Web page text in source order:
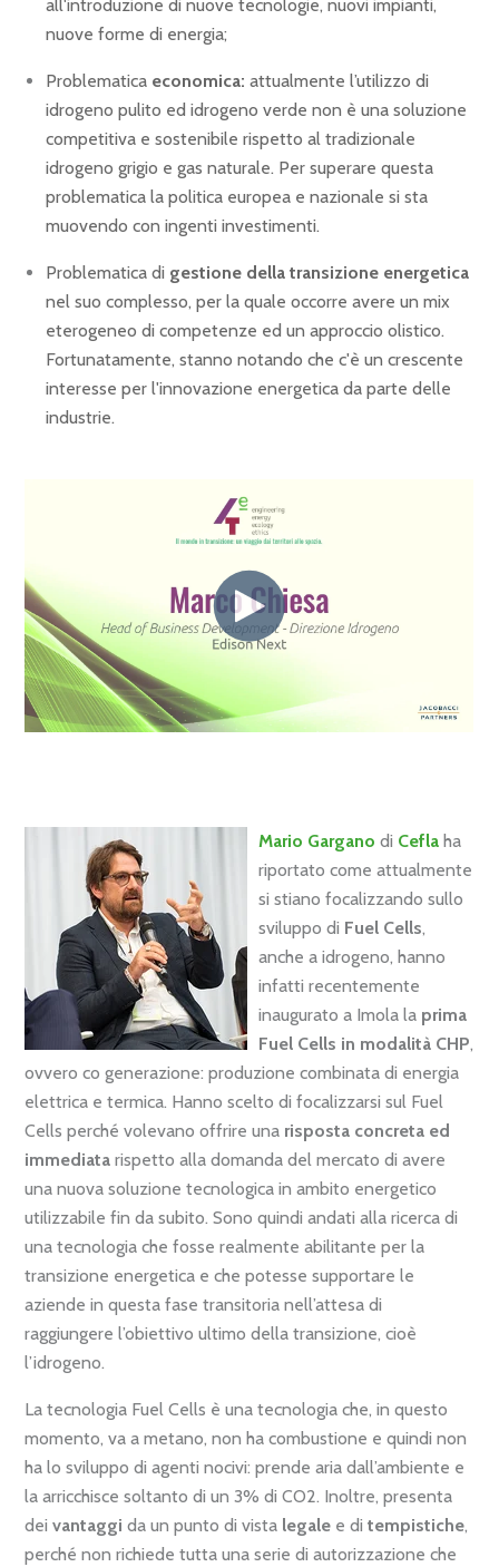
all'introduzione di nuove tecnologie, nuovi impianti,
nuove forme di energia;
Problematica economica: attualmente l’utilizzo di
idrogeno pulito ed idrogeno verde non è una soluzione
competitiva e sostenibile rispetto al tradizionale
idrogeno grigio e gas naturale. Per superare questa
problematica la politica europea e nazionale si sta
muovendo con ingenti investimenti.
Problematica di gestione della transizione energetica
nel suo complesso, per la quale occorre avere un mix
eterogeneo di competenze ed un approccio olistico.
Fortunatamente, stanno notando che c'è un crescente
interesse per l'innovazione energetica da parte delle
industrie.
Mario Gargano di Cefla ha
riportato come attualmente
si stiano focalizzando sullo
sviluppo di Fuel Cells,
anche a idrogeno, hanno
infatti recentemente
inaugurato a Imola la prima
Fuel Cells in modalità CHP,
ovvero co generazione: produzione combinata di energia
elettrica e termica. Hanno scelto di focalizzarsi sul Fuel
Cells perché volevano offrire una risposta concreta ed
immediata rispetto alla domanda del mercato di avere
una nuova soluzione tecnologica in ambito energetico
utilizzabile fin da subito. Sono quindi andati alla ricerca di
una tecnologia che fosse realmente abilitante per la
transizione energetica e che potesse supportare le
aziende in questa fase transitoria nell’attesa di
raggiungere l’obiettivo ultimo della transizione, cioè
l’idrogeno.
La tecnologia Fuel Cells è una tecnologia che, in questo
momento, va a metano, non ha combustione e quindi non
ha lo sviluppo di agenti nocivi: prende aria dall’ambiente e
la arricchisce soltanto di un 3% di CO2. Inoltre, presenta
deivantaggi da un punto di vista legale e ditempistiche,
perché non richiede tutta una serie di autorizzazione che